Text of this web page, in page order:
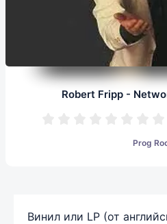
Robert Fripp -
Prog
Винил или LP (от